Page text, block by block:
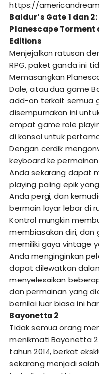
https://
Baldur’s Gate 1 dan
Planescape Torment
Editions
Menjejalkan ratusan
RPG, paket ganda ini
Memasangkan
Dale, atau dua game
add-on terkait semua
disempurnakan ini
empat game role
di konsol untuk
Dengan cerdik
keyboard ke
Anda sekarang dapat
playing paling epik
Anda pergi, dan
bermain layar lebar di
Kontrol mungkin
membiasakan diri, dan
memiliki gaya vintage
Anda menginginkan
dapat dilewatkan
menyelesaikan
dan permainan yang
bernilai luar biasa ini
Bayonetta 2
Tidak semua orang
menikmati Bayonetta
tahun 2014, berkat
sekarang menjadi